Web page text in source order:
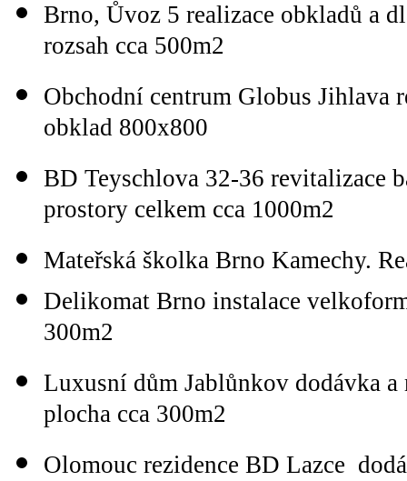
Brno, Ůvoz 5 realizace obkladů a
rozsah cca 500m2
Obchodní centrum Globus Jihlava
obklad 800x800
BD Teyschlova 32-36 revitalizace
prostory celkem cca 1000m2
Mateřská školka Brno Kamechy.
Delikomat Brno instalace
300m2
Luxusní dům Jablůnkov dodávka
plocha cca 300m2
Olomouc rezidence BD Lazce